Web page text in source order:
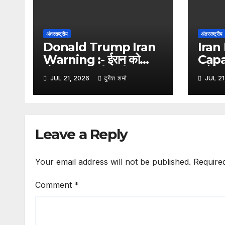
अंतरराष्ट्रीय
Donald Trump Iran
Warning :- ईरान को
डोनाल्ड ट्रंप की कड़ी
चेतावनी, कहा- किसी भी हमले
का मिलेगा करारा जवाब
JUL 21, 2026 दुर्गेश शर्मा
अंतरराष्ट्रीय
Iran
के
हुईं
JUL
Leave a Reply
Your email address will not be published.
Comment *